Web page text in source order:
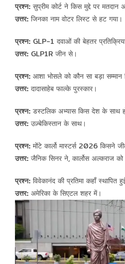
प्रश्न:सुप्रीम कोर्ट ने किस मुद्दे पर मतदान
उत्तर:जिनका नाम वोटर लिस्ट से हट गया।
प्रश्न:GLP-1 दवाओं की बेहतर
उत्तर:GLP1R जीन से।
प्रश्न:आशा भोसले को कौन सा बड़ा सम्मान
उत्तर:दादासाहेब फाल्के पुरस्कार।
प्रश्न:डस्टलिक अभ्यास किस देश के साथ
उत्तर:उज़्बेकिस्तान के साथ।
प्रश्न:मोंटे कार्लो मास्टर्स 2026 किसने
उत्तर:जैनिक सिनर ने, कार्लोस अल्कराज को
प्रश्न:विवेकानंद की प्रतिमा कहाँ स्थापित
उत्तर:अमेरिका के सिएटल शहर में।